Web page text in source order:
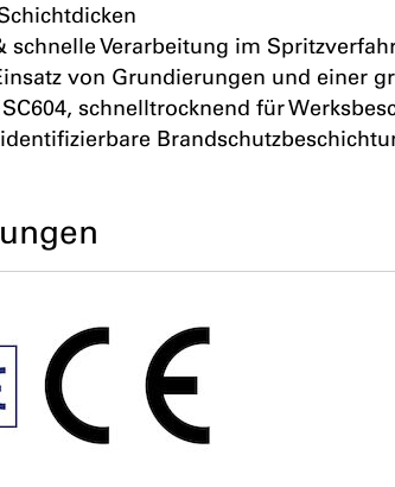
schnelle Verarbeitung im
von Grundierungen und einer
schnelltrocknend für